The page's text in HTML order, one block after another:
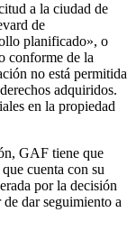
a la ciudad de
de
planificado», o
conforme de la
no está permitida
adquiridos.
en la propiedad
GAF tiene que
cuenta con su
por la decisión
dar seguimiento a